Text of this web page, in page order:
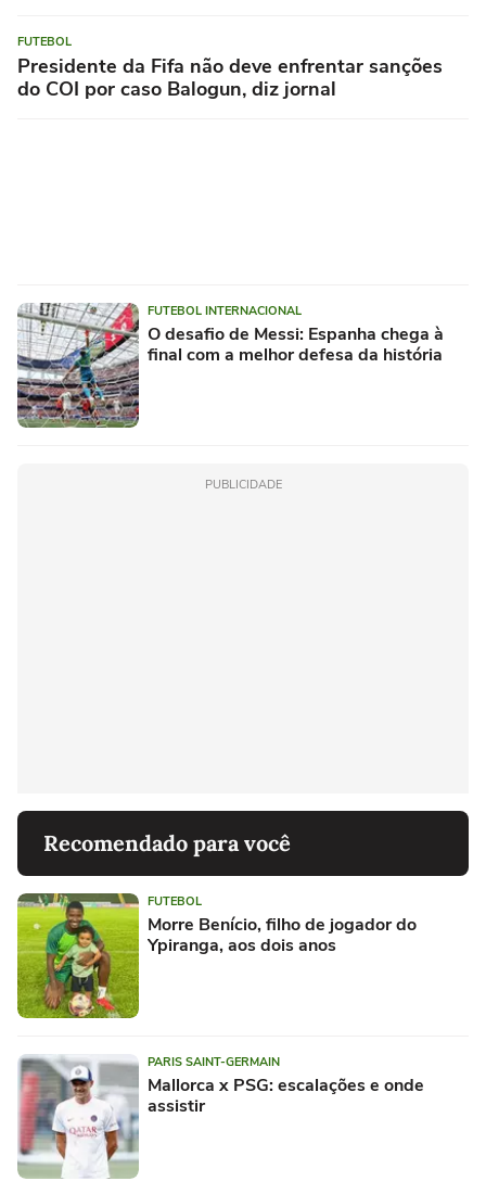
FUTEBOL
Presidente da Fifa não deve enfrentar sanções
do COI por caso Balogun, diz jornal
FUTEBOL INTERNACIONAL
O desafio de Messi: Espanha chega à
final com a melhor defesa da história
PUBLICIDADE
Recomendado para você
FUTEBOL
Morre Benício, filho de jogador do
Ypiranga, aos dois anos
PARIS SAINT-GERMAIN
Mallorca x PSG: escalações e onde
assistir